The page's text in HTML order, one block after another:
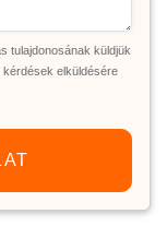
tulajdonosának küldjük
elküldésére